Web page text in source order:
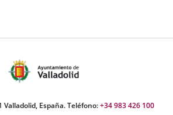
Valladolid, España. Teléfono:+34 983 426 100